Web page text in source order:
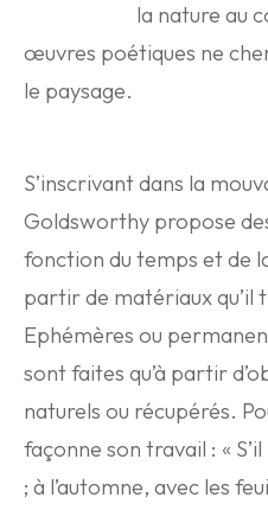
la nature au
œuvres poétiques ne
le paysage.
S’inscrivant dans la
Goldsworthy propose
fonction du temps et de
partir de matériaux qu’il
Ephémères ou
sont faites qu’à partir
naturels ou récupérés.
façonne son travail : «
; à l’automne, avec les